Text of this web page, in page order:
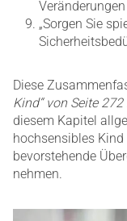
„Sorgen Sie
Diese
Kind“ von Seite
diesem Kapitel
hochsensibles
bevorstehende
nehmen.